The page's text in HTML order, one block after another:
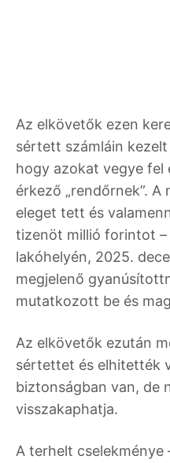
Az elkövetők ezen
sértett számláin
hogy azokat vegye fel
érkező „rendőrnek”.
eleget tett és
tizenöt millió forintot –
lakóhelyén, 2025.
megjelenő
mutatkozott be és
Az elkövetők ezután
sértettet és elhitették
biztonságban van, de
visszakaphatja.
A terhelt